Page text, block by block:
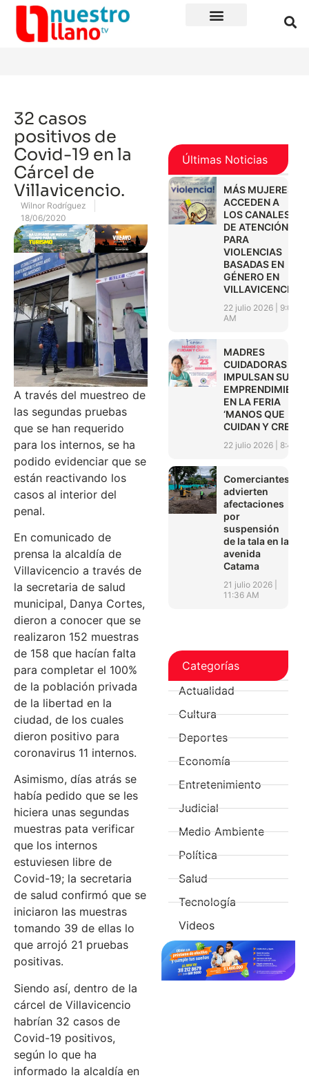
32 casos
positivos de
Covid-19 en la
Cárcel de
Villavicencio.
Wilnor Rodríguez
18/06/2020
A través del muestreo de
las segundas pruebas
que se han requerido
para los internos, se ha
podido evidenciar que se
están reactivando los
casos al interior del
penal.
En comunicado de
prensa la alcaldía de
Villavicencio a través de
la secretaria de salud
municipal, Danya Cortes,
dieron a conocer que se
realizaron 152 muestras
de 158 que hacían falta
para completar el 100%
de la población privada
de la libertad en la
ciudad, de los cuales
dieron positivo para
coronavirus 11 internos.
Asimismo, días atrás se
había pedido que se les
hiciera unas segundas
muestras pata verificar
que los internos
estuviesen libre de
Covid-19; la secretaria
de salud confirmó que se
iniciaron las muestras
tomando 39 de ellas lo
que arrojó 21 pruebas
positivas.
Siendo así, dentro de la
cárcel de Villavicencio
habrían 32 casos de
Covid-19 positivos,
según lo que ha
informado la alcaldía en
Últimas Noticias
MÁS MUJERES
ACCEDEN A
LOS CANALES
DE ATENCIÓN
PARA
VIOLENCIAS
BASADAS EN
GÉNERO EN
VILLAVICENCIO
22 julio 2026
9:01
AM
MADRES
CUIDADORAS
IMPULSAN SUS
EN LA FERIA
‘MANOS QUE
CUIDAN Y CREAN’
22 julio 2026 8:45
Comerciantes
advierten
afectaciones
por
suspensión
de la tala en la
avenida
Catama
21 julio 2026
11:36 AM
Categorías
Actualidad
Cultura
Deportes
Economía
Entretenimiento
Judicial
Medio Ambiente
Política
Salud
Tecnología
Videos